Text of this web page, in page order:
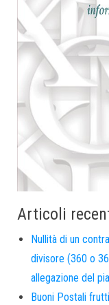
Articoli
Nullità di un
divisore (360 o
allegazione del
Buoni Postali